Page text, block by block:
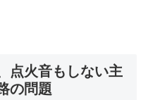
点火音もしない主
の問題